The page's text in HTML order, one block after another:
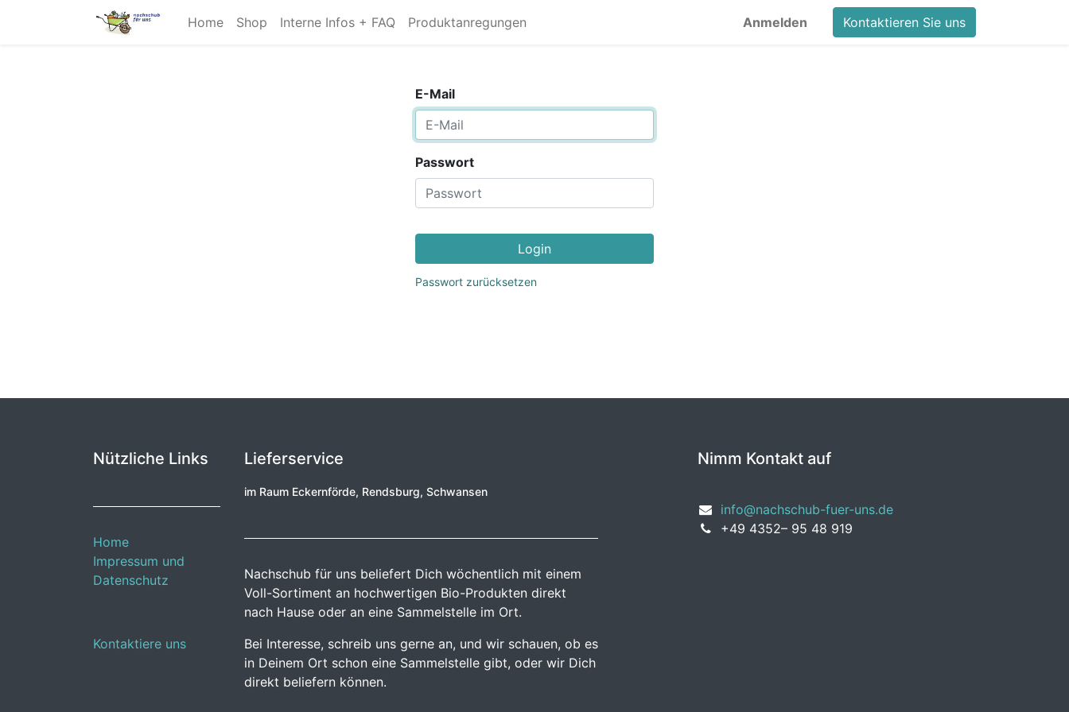
Home Shop Interne Infos + FAQ Produktanregungen Anmelden Kontaktieren Sie uns
E-Mail
Passwort
Login
Passwort zurücksetzen
Nützliche Links
Home
Impressum und
Datenschutz
Kontaktiere uns
Lieferservice
im Raum Eckernförde, Rendsburg, Schwansen
Nachschub für uns beliefert Dich wöchentlich mit einem
Voll-Sortiment an hochwertigen Bio-Produkten direkt
nach Hause oder an eine Sammelstelle im Ort.
Bei Interesse, schreib uns gerne an, und wir schauen, ob es
in Deinem Ort schon eine Sammelstelle gibt, oder wir Dich
direkt beliefern können.
Nimm Kontakt auf
info@nachschub-fuer-uns.de
+49 4352– 95 48 919